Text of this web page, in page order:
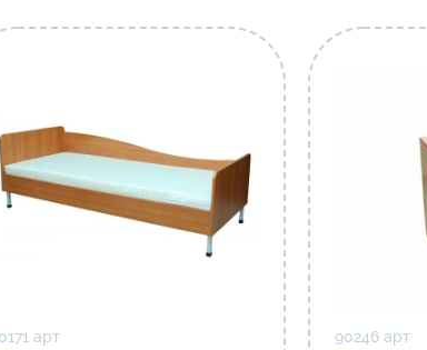
арт 90246 арт